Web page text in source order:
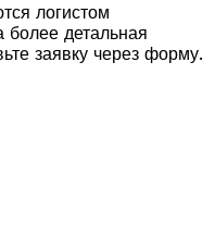
логистом
детальная
заявку через форму.